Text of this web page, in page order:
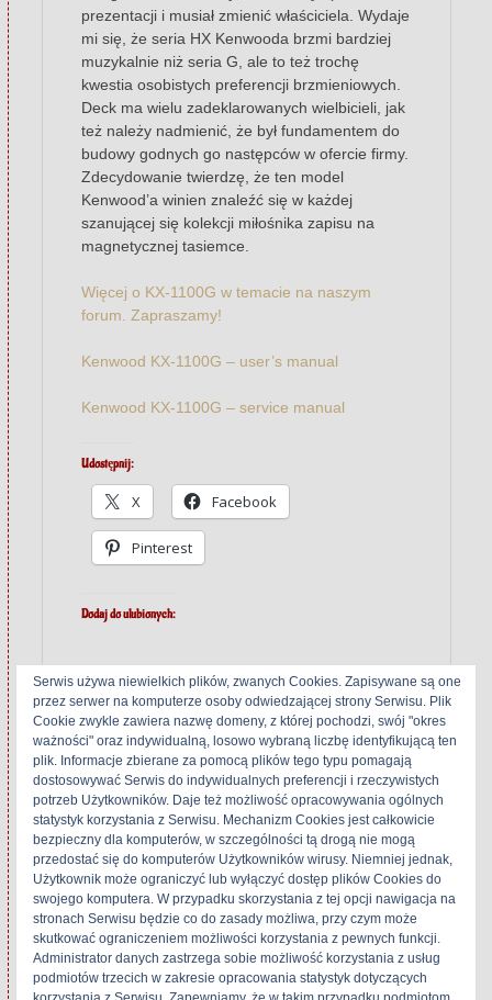
prezentacji i musiał zmienić właściciela. Wydaje
mi się, że seria HX Kenwooda brzmi bardziej
muzykalnie niż seria G, ale to też trochę
kwestia osobistych preferencji brzmieniowych.
Deck ma wielu zadeklarowanych wielbicieli, jak
też należy nadmienić, że był fundamentem do
budowy godnych go następców w ofercie firmy.
Zdecydowanie twierdzę, że ten model
Kenwood’a winien znaleźć się w każdej
szanującej się kolekcji miłośnika zapisu na
magnetycznej tasiemce.
Więcej o KX-1100G w temacie na naszym
forum. Zapraszamy!
Kenwood KX-1100G – user’s manual
Kenwood KX-1100G – service manual
Udostępnij:
X Facebook
Pinterest
Dodaj do ulubionych:
Related
Kenwood KX-
1100HX
29 lipca 2018
W „Kenwood/Trio"
Kenwood KX-4520
24 września 2017
W „Kenwood/Trio"
Serwis używa niewielkich plików, zwanych Cookies. Zapisywane są one
przez serwer na komputerze osoby odwiedzającej strony Serwisu. Plik
Cookie zwykle zawiera nazwę domeny, z której pochodzi, swój "okres
ważności" oraz indywidualną, losowo wybraną liczbę identyfikującą ten
plik. Informacje zbierane za pomocą plików tego typu pomagają
dostosowywać Serwis do indywidualnych preferencji i rzeczywistych
potrzeb Użytkowników. Daje też możliwość opracowywania ogólnych
statystyk korzystania z Serwisu. Mechanizm Cookies jest całkowicie
bezpieczny dla komputerów, w szczególności tą drogą nie mogą
przedostać się do komputerów Użytkowników wirusy. Niemniej jednak,
Użytkownik może ograniczyć lub wyłączyć dostęp plików Cookies do
swojego komputera. W przypadku skorzystania z tej opcji nawigacja na
stronach Serwisu będzie co do zasady możliwa, przy czym może
skutkować ograniczeniem możliwości korzystania z pewnych funkcji.
Administrator danych zastrzega sobie możliwość korzystania z usług
podmiotów trzecich w zakresie opracowania statystyk dotyczących